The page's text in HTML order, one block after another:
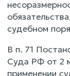
судебном
В п. 71
Суда РФ от 2
применении